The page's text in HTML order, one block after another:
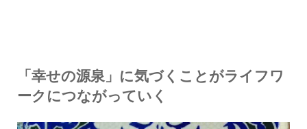
「幸せの源泉」に気づくことがライフワ
ークにつながっていく